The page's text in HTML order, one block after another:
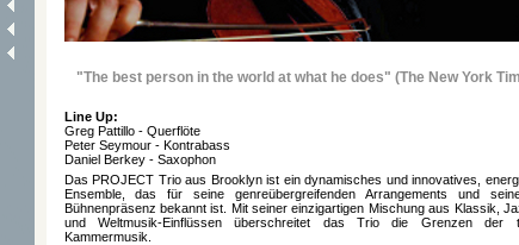
"The best person in the world at what he does" (The New York
Line Up:
Greg Pattillo - Querflöte
Peter Seymour - Kontrabass
Daniel Berkey - Saxophon
Das PROJECT Trio aus Brooklyn ist ein dynamisches und innovatives,
Ensemble, das für seine genreübergreifenden Arrangements und
Bühnenpräsenz bekannt ist. Mit seiner einzigartigen Mischung aus Klassik,
und Weltmusik-Einflüssen überschreitet das Trio die Grenzen der
Kammermusik.